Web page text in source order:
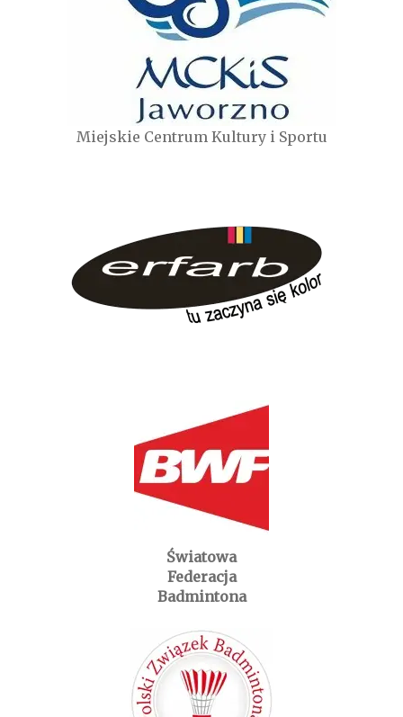
Miejskie Centrum Kultury i Sportu
Światowa
Federacja
Badmintona